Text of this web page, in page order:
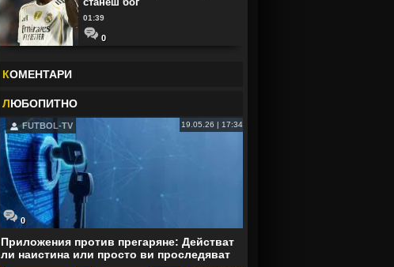
01:39
0
КОМЕНТАРИ
ЛЮБОПИТНО
FUTBOL-TV 19.05.26 | 17:34
0
Приложения против прегаряне: Действат
ли наистина или просто ви проследяват